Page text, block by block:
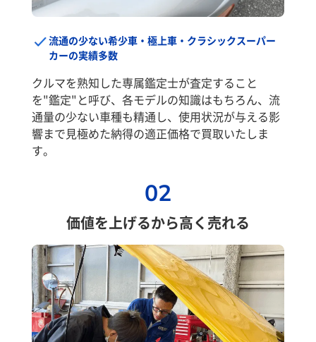
流通の少ない希少車・極上車・クラシックスーパー
カーの実績多数
クルマを熟知した専属鑑定士が査定すること
を"鑑定"と呼び、各モデルの知識はもちろん、流
通量の少ない車種も精通し、使用状況が与える影
響まで見極めた納得の適正価格で買取いたしま
す。
02
価値を上げるから高く売れる